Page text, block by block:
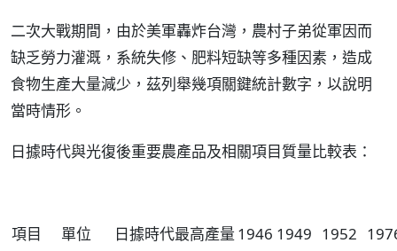
二次大戰期間，由於美軍轟炸台灣，農村子弟從軍因而
缺乏勞力灌溉，系統失修、肥料短缺等多種因素，造成
食物生產大量減少，茲列舉幾項關鍵統計數字，以說明
當時情形。
日據時代與光復後重要農產品及相關項目質量比較表：
項目 單位 日據時代最高產量1946 1949 1952